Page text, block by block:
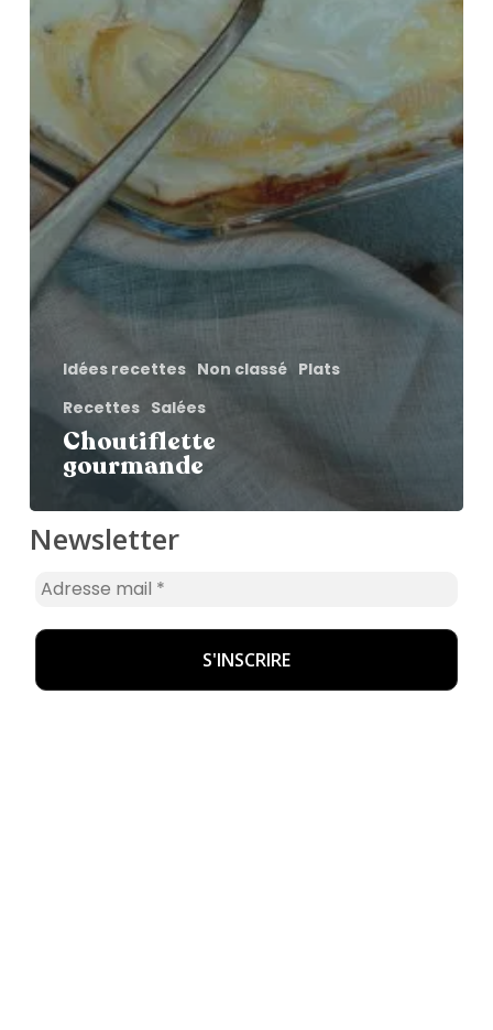
Idées recettes Non classé Plats
Recettes Salées
Choutiflette
gourmande
Newsletter